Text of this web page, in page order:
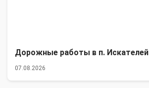
Дорожные работы в п. Искателей
07.08.2026